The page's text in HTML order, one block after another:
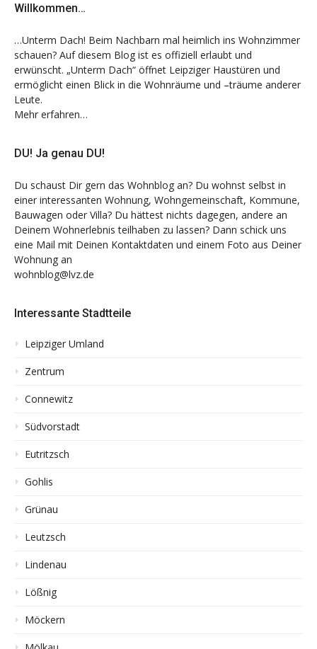
Willkommen…
…Unterm Dach! Beim Nachbarn mal heimlich ins Wohnzimmer
schauen? Auf diesem Blog ist es offiziell erlaubt und
erwünscht. „Unterm Dach“ öffnet Leipziger Haustüren und
ermöglicht einen Blick in die Wohnräume und –träume anderer
Leute.
Mehr erfahren…
DU! Ja genau DU!
Du schaust Dir gern das Wohnblog an? Du wohnst selbst in
einer interessanten Wohnung, Wohngemeinschaft, Kommune,
Bauwagen oder Villa? Du hättest nichts dagegen, andere an
Deinem Wohnerlebnis teilhaben zu lassen? Dann schick uns
eine Mail mit Deinen Kontaktdaten und einem Foto aus Deiner
Wohnung an
wohnblog@lvz.de
Interessante Stadtteile
Leipziger Umland
Zentrum
Connewitz
Südvorstadt
Eutritzsch
Gohlis
Grünau
Leutzsch
Lindenau
Lößnig
Möckern